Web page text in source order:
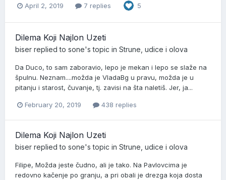
April 2, 2019 7 replies 5
Dilema Koji Najlon Uzeti
biser replied to sone's topic in Strune, udice i olova
Da Duco, to sam zaboravio, lepo je mekan i lepo se slaže na
špulnu. Neznam....možda je VladaBg u pravu, možda je u
pitanju i starost, čuvanje, tj. zavisi na šta naletiš. Jer, ja...
February 20, 2019 438 replies
Dilema Koji Najlon Uzeti
biser replied to sone's topic in Strune, udice i olova
Filipe, Možda jeste čudno, ali je tako. Na Pavlovcima je
redovno kačenje po granju, a pri obali je drezga koja dosta